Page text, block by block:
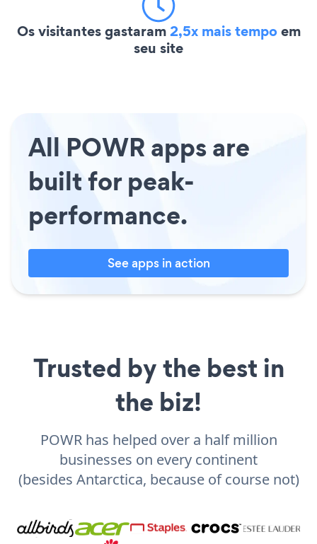
Os visitantes gastaram2,5x mais tempoem
seu site
All POWR apps are
built for peak-
performance.
See apps in action
Trusted by the best in
the biz!
POWR has helped over a half million
businesses on every continent
(besides Antarctica, because of course not)